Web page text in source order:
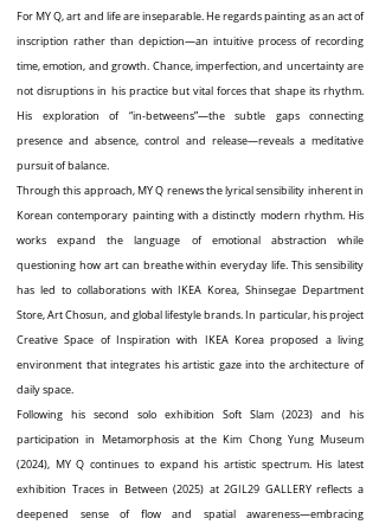
For MY Q, art and life are inseparable. He regards painting as an act of
inscription rather than depiction—an intuitive process of recording
time, emotion, and growth. Chance, imperfection, and uncertainty are
not disruptions in his practice but vital forces that shape its rhythm.
His exploration of “in-betweens”—the subtle gaps connecting
presence and absence, control and release—reveals a meditative
pursuit of balance.
Through this approach, MY Q renews the lyrical sensibility inherent in
Korean contemporary painting with a distinctly modern rhythm. His
works expand the language of emotional abstraction while
questioning how art can breathe within everyday life. This sensibility
has led to collaborations with IKEA Korea, Shinsegae Department
Store, Art Chosun, and global lifestyle brands. In particular, his project
Creative Space of Inspiration with IKEA Korea proposed a living
environment that integrates his artistic gaze into the architecture of
daily space.
Following his second solo exhibition Soft Slam (2023) and his
participation in Metamorphosis at the Kim Chong Yung Museum
(2024), MY Q continues to expand his artistic spectrum. His latest
exhibition Traces in Between (2025) at 2GIL29 GALLERY reflects a
deepened sense of flow and spatial awareness—embracing